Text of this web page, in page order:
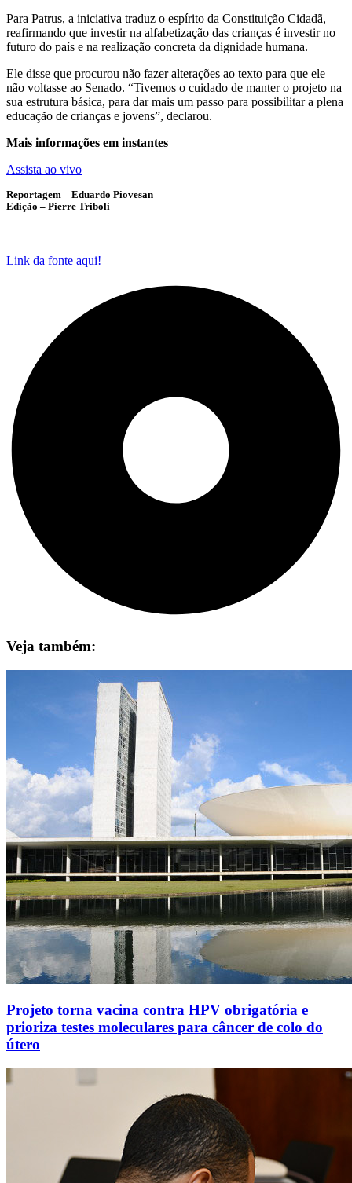
Para Patrus, a iniciativa traduz o espírito da Constituição Cidadã,
reafirmando que investir na alfabetização das crianças é investir no
futuro do país e na realização concreta da dignidade humana.
Ele disse que procurou não fazer alterações ao texto para que ele
não voltasse ao Senado. “Tivemos o cuidado de manter o projeto na
sua estrutura básica, para dar mais um passo para possibilitar a plena
educação de crianças e jovens”, declarou.
Mais informações em instantes
Assista ao vivo
Reportagem – Eduardo Piovesan
Edição – Pierre Triboli
Link da fonte aqui!
Veja também:
Projeto torna vacina contra HPV obrigatória e
prioriza testes moleculares para câncer de colo do
útero